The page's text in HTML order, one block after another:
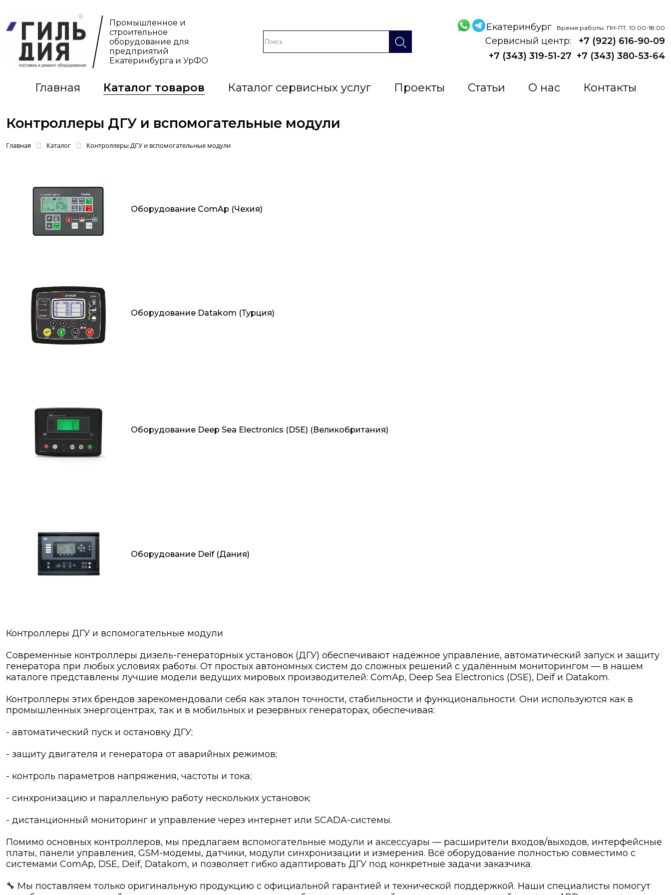
Промышленное и
строительное
оборудование для
предприятий
Екатеринбурга и УрФО
Екатеринбург Время работы: ПН-ПТ, 10:00-18:00
Сервисный центр:
+7 (922) 616-90-09
+7 (343) 319-51-27 +7 (343) 380-53-64
Главная Каталог товаров Каталог сервисных услуг Проекты Статьи О нас Контакты
Контроллеры ДГУ и вспомогательные модули
Главная Каталог Контроллеры ДГУ и вспомогательные модули
Оборудование ComAp (Чехия)
Оборудование Datakom (Турция)
Оборудование Deep Sea Electronics (DSE) (Великобритания)
Оборудование Deif (Дания)
Контроллеры ДГУ и вспомогательные модули
Современные контроллеры дизель-генераторных установок (ДГУ) обеспечивают надёжное управление, автоматический запуск и защиту
генератора при любых условиях работы. От простых автономных систем до сложных решений с удалённым мониторингом — в нашем
каталоге представлены лучшие модели ведущих мировых производителей: ComAp, Deep Sea Electronics (DSE), Deif и Datakom.
Контроллеры этих брендов зарекомендовали себя как эталон точности, стабильности и функциональности. Они используются как в
промышленных энергоцентрах, так и в мобильных и резервных генераторах, обеспечивая:
- автоматический пуск и остановку ДГУ;
- защиту двигателя и генератора от аварийных режимов;
- контроль параметров напряжения, частоты и тока;
- синхронизацию и параллельную работу нескольких установок;
- дистанционный мониторинг и управление через интернет или SCADA-системы.
Помимо основных контроллеров, мы предлагаем вспомогательные модули и аксессуары — расширители входов/выходов, интерфейсные
платы, панели управления, GSM-модемы, датчики, модули синхронизации и измерения. Всё оборудование полностью совместимо с
системами ComAp, DSE, Deif, Datakom, и позволяет гибко адаптировать ДГУ под конкретные задачи заказчика.
🔧 Мы поставляем только оригинальную продукцию с официальной гарантией и технической поддержкой. Наши специалисты помогут